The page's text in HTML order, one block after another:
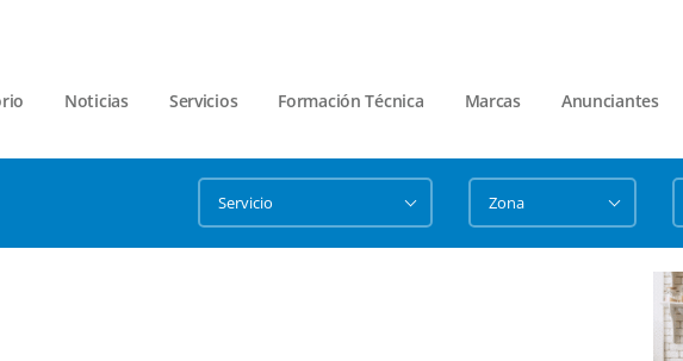
Noticias Servicios Formación Técnica Marcas Anunciantes